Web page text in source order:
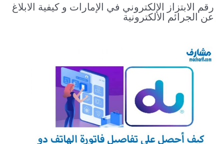
رقم الابتزاز الإلكتروني في الإمارات و كيفية الابلاغ
عن الجرائم الالكترونية